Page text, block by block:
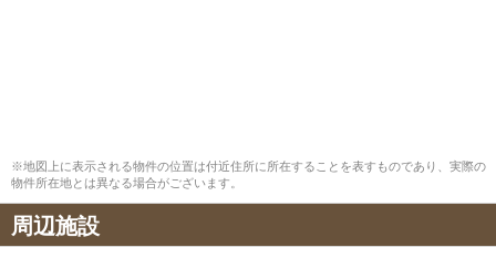
※地図上に表示される物件の位置は付近住所に所在することを表すものであり、実際の
物件所在地とは異なる場合がございます。
周辺施設